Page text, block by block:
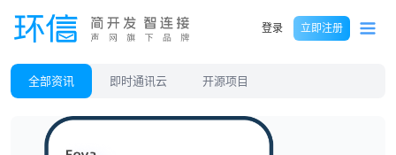
登录 立即注册
全部资讯 即时通讯云 开源项目